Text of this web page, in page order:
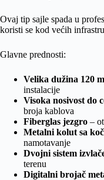
Ovaj tip sajle spada u
koristi se kod većih
Glavne prednosti:
Velika dužina 120 m
instalacije
Visoka nosivost do
broja kablova
Fiberglas jezgro –
Metalni kolut sa
namotavanje
Dvojni sistem
terenu
Digitalni brojač